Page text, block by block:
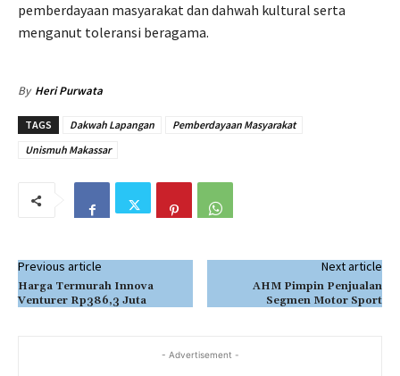
pemberdayaan masyarakat dan dahwah kultural serta
menganut toleransi beragama.
By Heri Purwata
TAGS Dakwah Lapangan
Pemberdayaan Masyarakat
Unismuh Makassar
Previous article
Harga Termurah Innova
Venturer Rp386,3 Juta
Next article
AHM Pimpin Penjualan
Segmen Motor Sport
- Advertisement -